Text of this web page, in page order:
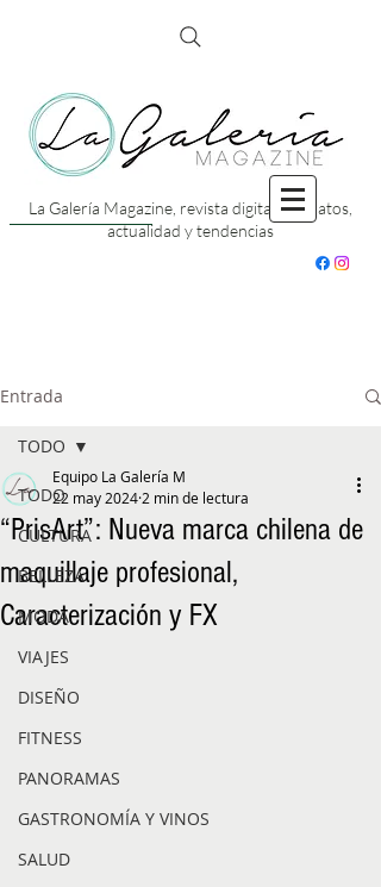
La Galería Magazine, revista digital con datos,
actualidad y tendencias
Entrada
TODO
CULTURA
BELLEZA
MODA
VIAJES
DISEÑO
FITNESS
PANORAMAS
GASTRONOMÍA Y VINOS
SALUD
TODO
“PrisArt”: Nueva marca chilena de
maquillaje profesional,
Caracterización y FX
Equipo La Galería M
22 may 2024 2 min de lectura